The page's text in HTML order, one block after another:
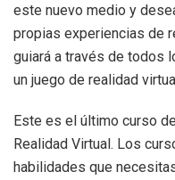
este nuevo medio y
propias experiencias de
guiará a través de todos
un juego de realidad
Este es el último curso
Realidad Virtual. Los
habilidades que